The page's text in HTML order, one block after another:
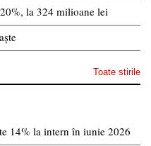
la 324 milioane lei
Toate stirile
14% la intern în iunie 2026